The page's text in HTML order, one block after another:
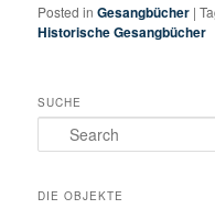
Posted in Gesangbücher |
Historische Gesangbücher
SUCHE
Search
DIE OBJEKTE